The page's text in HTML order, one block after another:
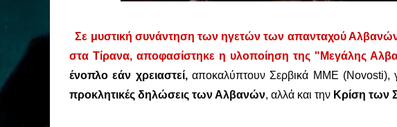
Σε μυστική συνάντηση των ηγετών των απανταχού
στα Τίρανα, αποφασίστηκε η υλοποίηση της "Μεγάλης
ένοπλο εάν χρειαστεί, αποκαλύπτουν Σερβικά ΜΜΕ (Novosti),
προκλητικές δηλώσεις των Αλβανών, αλλά και την Κρίση των